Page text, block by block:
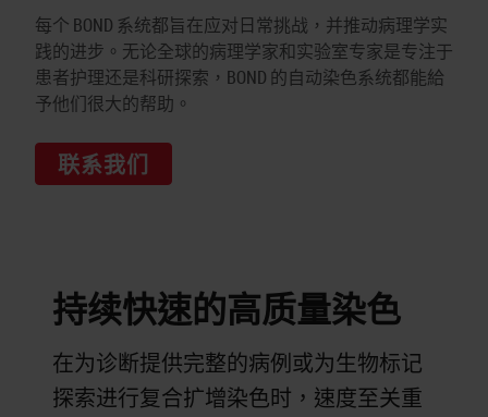
每个 BOND 系统都旨在应对日常挑战，并推动病理学实
践的进步。无论全球的病理学家和实验室专家是专注于
患者护理还是科研探索，BOND 的自动染色系统都能給
予他们很大的帮助。
联系我们
持续快速的高质量染色
在为诊断提供完整的病例或为生物标记
探索进行复合扩增染色时，速度至关重